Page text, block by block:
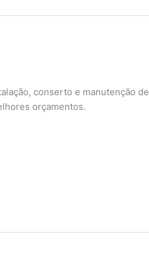
conserto e manutenção de
orçamentos.